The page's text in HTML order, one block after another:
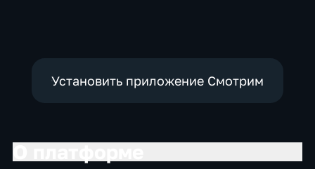
Установить приложение Смотрим